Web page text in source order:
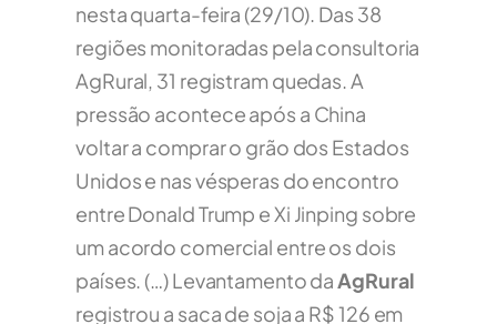
nesta quarta-feira (29/10). Das 38
regiões monitoradas pela consultoria
AgRural, 31 registram quedas. A
pressão acontece após a China
voltar a comprar o grão dos Estados
Unidos e nas vésperas do encontro
entre Donald Trump e Xi Jinping sobre
um acordo comercial entre os dois
países. (…) Levantamento daAgRural
registrou a saca de soja a R$ 126 em